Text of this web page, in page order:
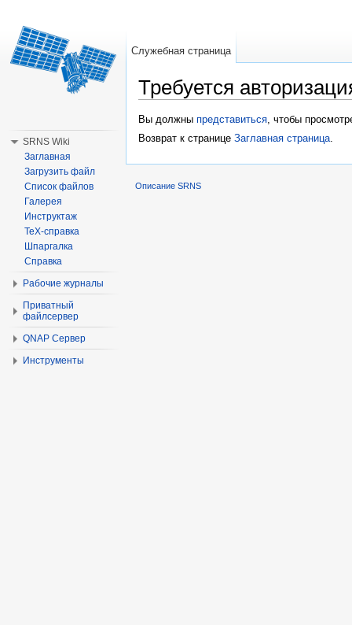
Требуется
Вы должны представиться, чтобы
Возврат к странице Заглавная страница.
Служебная страница
SRNS Wiki
Заглавная
Загрузить файл
Список файлов
Галерея
Инструктаж
TeX-справка
Шпаргалка
Справка
Рабочие журналы
Приватный
файлсервер
QNAP Сервер
Инструменты
Описание SRNS